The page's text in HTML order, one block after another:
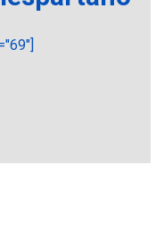
de
ÚLTIMA HORA